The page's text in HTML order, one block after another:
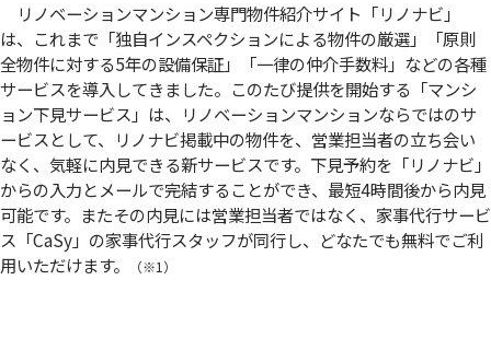
リノベーションマンション専門物件紹介サイト「リノナビ」
は、これまで「独自インスペクションによる物件の厳選」「原則
全物件に対する5年の設備保証」「一律の仲介手数料」などの各種
サービスを導入してきました。このたび提供を開始する「マンシ
ョン下見サービス」は、リノベーションマンションならではのサ
ービスとして、リノナビ掲載中の物件を、営業担当者の立ち会い
なく、気軽に内見できる新サービスです。下見予約を「リノナビ」
からの入力とメールで完結することができ、最短4時間後から内見
可能です。またその内見には営業担当者ではなく、家事代行サービ
ス「CaSy」の家事代行スタッフが同行し、どなたでも無料でご利
用いただけます。
（※1）